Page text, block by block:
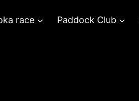
race Paddock Club